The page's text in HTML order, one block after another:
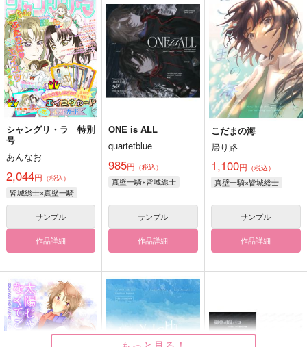
シャングリ・ラ 特別
号
あんなお
2,044円 （税込）
皆城総士×真壁一騎
サンプル
作品詳細
ONE is ALL
quartetblue
985円 （税込）
真壁一騎×皆城総士
サンプル
作品詳細
こだまの海
帰り路
1,100円 （税込）
真壁一騎×皆城総士
サンプル
作品詳細